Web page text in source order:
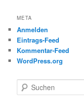
META
Anmelden
Eintrags-Feed
Kommentar-Feed
WordPress.org
u